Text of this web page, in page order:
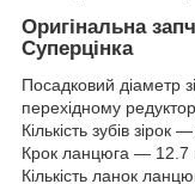
Оригінальна
Суперцінка
Посадковий
перехідному
Кількість зубів зірок
Крок ланцюга — 12.7
Кількість ланок